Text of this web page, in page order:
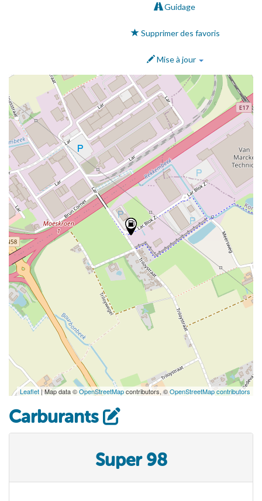
Guidage
Supprimer des favoris
Mise à jour
Leaflet| Map data ©OpenStreetMapcontributors, ©OpenStreetMap contributors
Carburants
Super 98